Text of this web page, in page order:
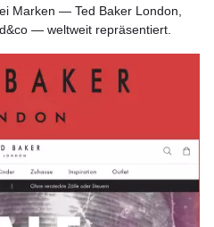
Marken — Ted Baker London,
— weltweit repräsentiert.